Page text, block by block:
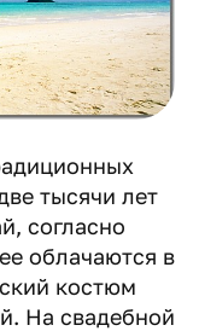
тысячи лет
согласно
облачаются в
костюм
На свадебной